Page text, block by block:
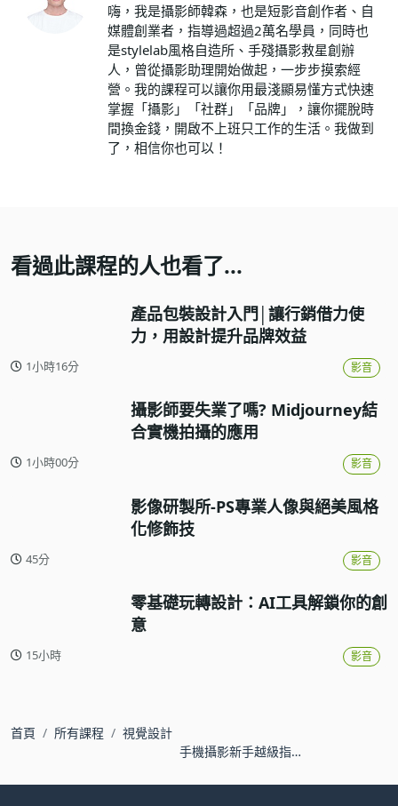
嗨，我是攝影師韓森，也是短影音創作者、自
媒體創業者，指導過超過2萬名學員，同時也
是stylelab風格自造所、手殘攝影救星創辦
人，曾從攝影助理開始做起，一步步摸索經
營。我的課程可以讓你用最淺顯易懂方式快速
掌握「攝影」「社群」「品牌」，讓你擺脫時
間換金錢，開啟不上班只工作的生活。我做到
了，相信你也可以！
看過此課程的人也看了...
產品包裝設計入門│讓行銷借力使
力，用設計提升品牌效益
1小時16分 影音
攝影師要失業了嗎? Midjourney結
合實機拍攝的應用
1小時00分 影音
影像研製所-PS專業人像與絕美風格
化修飾技
45分 影音
零基礎玩轉設計：AI工具解鎖你的創
意
15小時 影音
首頁 所有課程
視覺設計
手機攝影新手越級指
戰